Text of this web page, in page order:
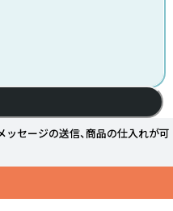
ッセージの送信、商品の仕入れが可